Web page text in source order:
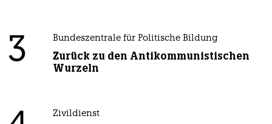
3 Bundeszentrale für Politische Bildung
Zurück zu den Antikommunistischen
Wurzeln
Zivildienst